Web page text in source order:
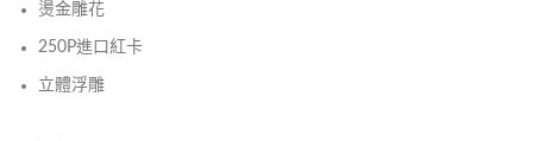
燙金雕花
250P進口紅卡
立體浮雕